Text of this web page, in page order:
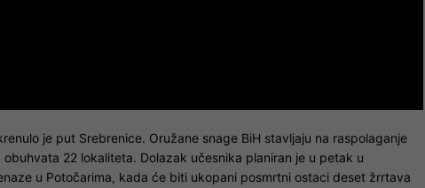
je put Srebrenice. Oružane snage BiH stavljaju na raspolaganje
22 lokaliteta. Dolazak učesnika planiran je u petak u
u Potočarima, kada će biti ukopani posmrtni ostaci deset žrrtava